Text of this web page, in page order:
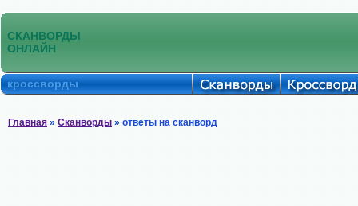
СКАНВОРДЫ
ОНЛАЙН
кроссворды
Главная » Сканворды » ответы на сканворд